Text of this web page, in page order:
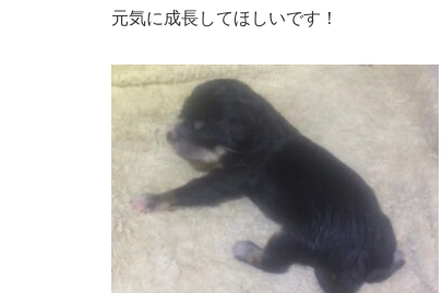
元気に成長してほしいです！